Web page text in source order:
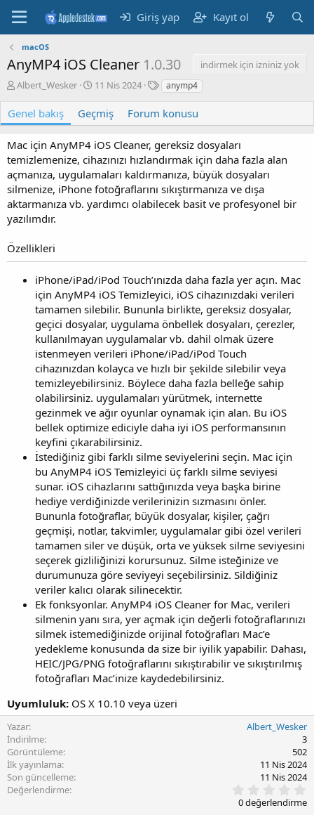
Giriş yap Kayıt ol
macOS
AnyMP4 iOS Cleaner 1.0.30
indirmek için izniniz yok
Y
z
a
r
Albert_Wesker
O
u
ş
t
u
r
u
l
a
i
h
i
11 Nis 2024
E
k
e
t
l
e
r
anymp4
Genel bakış Geçmiş Forum konusu
Mac için AnyMP4 iOS Cleaner, gereksiz dosyaları
temizlemenize, cihazınızı hızlandırmak için daha fazla alan
açmanıza, uygulamaları kaldırmanıza, büyük dosyaları
silmenize, iPhone fotoğraflarını sıkıştırmanıza ve dışa
aktarmanıza vb. yardımcı olabilecek basit ve profesyonel bir
yazılımdır.
Özellikleri
iPhone/iPad/iPod Touch’ınızda daha fazla yer açın. Mac
için AnyMP4 iOS Temizleyici, iOS cihazınızdaki verileri
tamamen silebilir. Bununla birlikte, gereksiz dosyalar,
geçici dosyalar, uygulama önbellek dosyaları, çerezler,
kullanılmayan uygulamalar vb. dahil olmak üzere
istenmeyen verileri iPhone/iPad/iPod Touch
cihazınızdan kolayca ve hızlı bir şekilde silebilir veya
temizleyebilirsiniz. Böylece daha fazla belleğe sahip
olabilirsiniz. uygulamaları yürütmek, internette
gezinmek ve ağır oyunlar oynamak için alan. Bu iOS
bellek optimize ediciyle daha iyi iOS performansının
keyfini çıkarabilirsiniz.
İstediğiniz gibi farklı silme seviyelerini seçin. Mac için
bu AnyMP4 iOS Temizleyici üç farklı silme seviyesi
sunar. iOS cihazlarını sattığınızda veya başka birine
hediye verdiğinizde verilerinizin sızmasını önler.
Bununla fotoğraflar, büyük dosyalar, kişiler, çağrı
geçmişi, notlar, takvimler, uygulamalar gibi özel verileri
tamamen siler ve düşük, orta ve yüksek silme seviyesini
seçerek gizliliğinizi korursunuz. Silme isteğinize ve
durumunuza göre seviyeyi seçebilirsiniz. Sildiğiniz
veriler kalıcı olarak silinecektir.
Ek fonksyonlar. AnyMP4 iOS Cleaner for Mac, verileri
silmenin yanı sıra, yer açmak için değerli fotoğraflarınızı
silmek istemediğinizde orijinal fotoğrafları Mac’e
yedekleme konusunda da size bir iyilik yapabilir. Dahası,
HEIC/JPG/PNG fotoğraflarını sıkıştırabilir ve sıkıştırılmış
fotoğrafları Mac’inize kaydedebilirsiniz.
Uyumluluk: OS X 10.10 veya üzeri
Yazar
Albert_Wesker
İndirilme
3
Görüntüleme
502
İlk yayınlama
11 Nis 2024
Son güncelleme
11 Nis 2024
Değerlendirme
.
0
0 değerlendirme